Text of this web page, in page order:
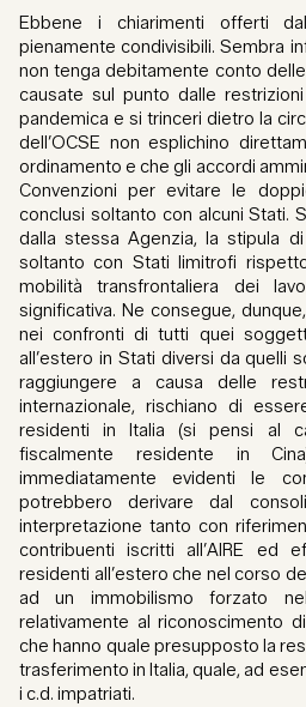
Ebbene i chiarimenti offerti
pienamente condivisibili. Sembra
non tenga debitamente conto
causate sul punto dalle
pandemica e si trinceri dietro la
dell’OCSE non esplichino
ordinamento e che gli accordi
Convenzioni per evitare le
conclusi soltanto con alcuni Stati.
dalla stessa Agenzia, la stipula
soltanto con Stati limitrofi
mobilità transfrontaliera dei
significativa. Ne consegue,
nei confronti di tutti quei
all’estero in Stati diversi da quelli
raggiungere a causa delle
internazionale, rischiano di
residenti in Italia (si pensi al
fiscalmente residente in
immediatamente evidenti le
potrebbero derivare dal
interpretazione tanto con
contribuenti iscritti all’AIRE ed
residenti all’estero che nel corso
ad un immobilismo forzato
relativamente al riconoscimento
che hanno quale presupposto la
trasferimento in Italia, quale, ad
i c.d. impatriati.